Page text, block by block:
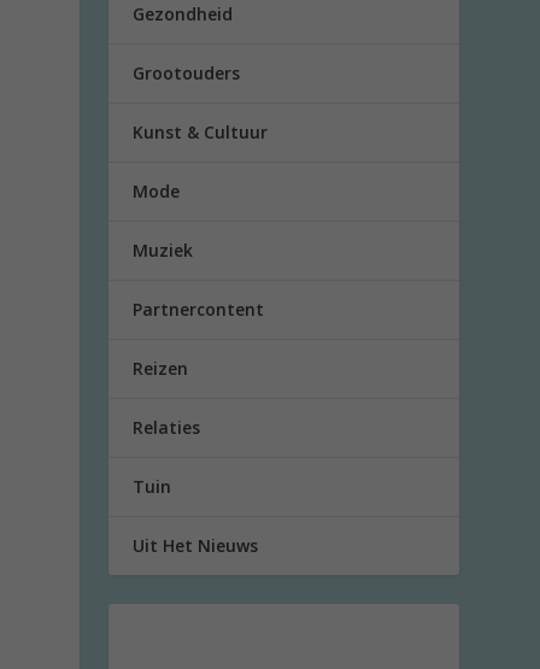
Gezondheid
Grootouders
Kunst & Cultuur
Mode
Muziek
Partnercontent
Reizen
Relaties
Tuin
Uit Het Nieuws